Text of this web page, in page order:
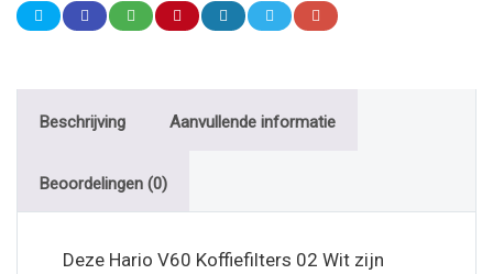
Beschrijving Aanvullende informatie
Beoordelingen (0)
Deze Hario V60 Koffiefilters 02 Wit zijn